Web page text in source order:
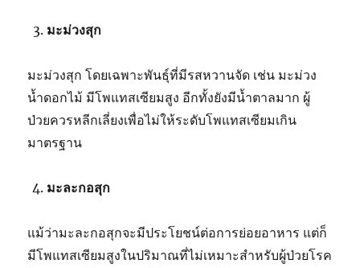
มะม่วงสุก
มะม่วงสุก โดยเฉพาะพันธุ์ที่มีรสหวานจัด เช่น มะม่วง
น้ำดอกไม้ มีโพแทสเซียมสูง อีกทั้งยังมีน้ำตาลมาก ผู้
ป่วยควรหลีกเลี่ยงเพื่อไม่ให้ระดับโพแทสเซียมเกิน
มาตรฐาน
มะละกอสุก
แม้ว่ามะละกอสุกจะมีประโยชน์ต่อการย่อยอาหาร แต่ก็
มีโพแทสเซียมสูงในปริมาณที่ไม่เหมาะสำหรับผู้ป่วยโรค